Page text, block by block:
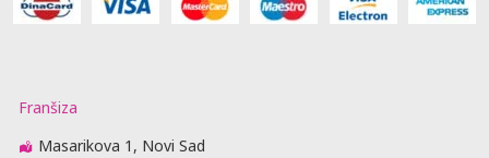
Franšiza
Masarikova 1, Novi Sad